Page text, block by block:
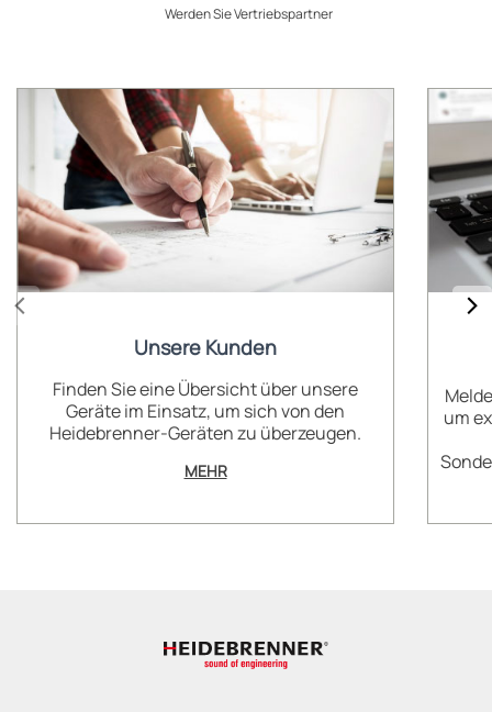
Werden Sie Vertriebspartner
Unsere Kunden
Finden Sie eine Übersicht über unsere
Geräte im Einsatz, um sich von den
Heidebrenner-Geräten zu überzeugen.
MEHR
um